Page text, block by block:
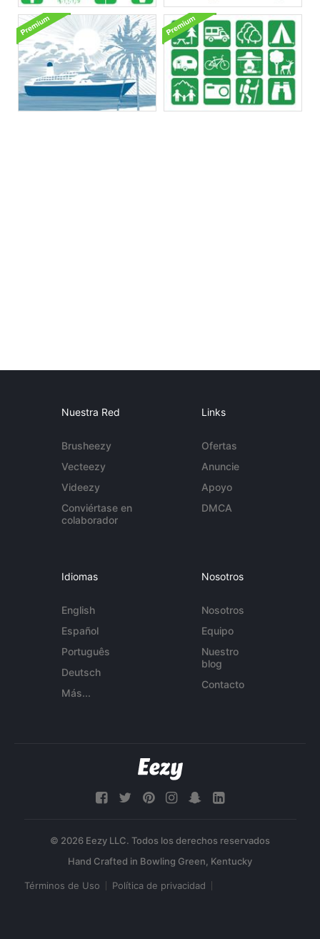
Nuestra Red
Brusheezy
Vecteezy
Videezy
Conviértase en
colaborador
Links
Ofertas
Anuncie
Apoyo
DMCA
Idiomas
English
Español
Português
Deutsch
Más...
Nosotros
Nosotros
Equipo
Nuestro
blog
Contacto
© 2026 Eezy LLC. Todos los derechos reservados
Términos de Uso Política de privacidad